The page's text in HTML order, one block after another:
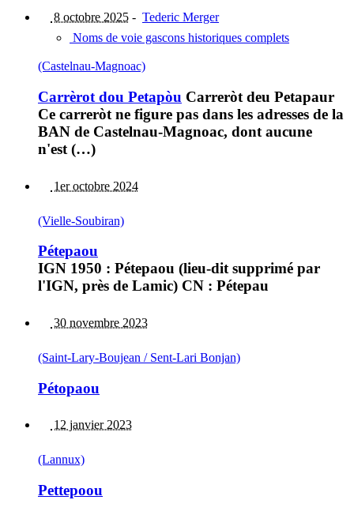
8 octobre 2025 - Tederic Merger
Noms de voie gascons historiques complets
(Castelnau-Magnoac)
Carrèrot dou Petapòu Carreròt deu Petapaur
Ce carreròt ne figure pas dans les adresses de la
BAN de Castelnau-Magnoac, dont aucune
n'est (…)
1er octobre 2024
(Vielle-Soubiran)
Pétepaou
IGN 1950 : Pétepaou (lieu-dit supprimé par
l'IGN, près de Lamic) CN : Pétepau
30 novembre 2023
(Saint-Lary-Boujean / Sent-Lari Bonjan)
Pétopaou
12 janvier 2023
(Lannux)
Pettepoou